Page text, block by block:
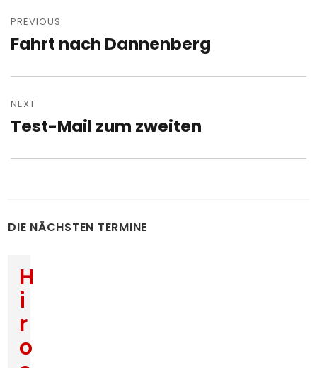
navigation
PREVIOUS
Previous
Fahrt nach Dannenberg
NEXT
Next
Test-Mail zum zweiten
DIE NÄCHSTEN TERMINE
H
i
r
o